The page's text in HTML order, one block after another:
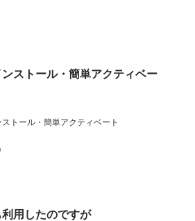
ストール・簡単アクティベー
トール・簡単アクティベート
利用したのですが